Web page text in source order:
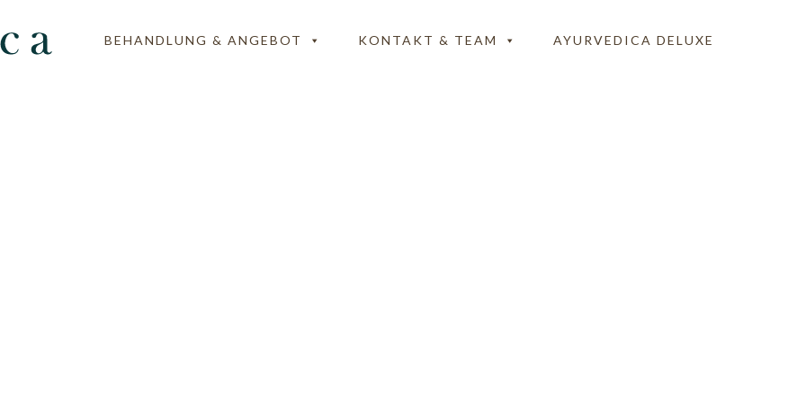
BEHANDLUNG & ANGEBOT KONTAKT & TEAM AYURVEDICA DELUXE